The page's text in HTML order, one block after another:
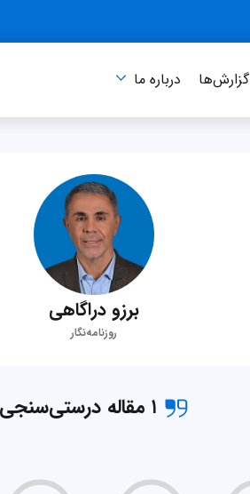
گزارش‌ها درباره‌ ما
برزو دراگاهی
روزنامه‌نگار
۱ مقاله درستی‌سنجی